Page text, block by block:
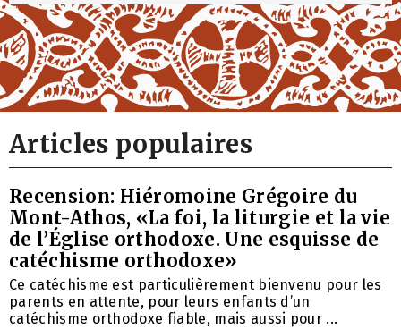
Articles populaires
Recension: Hiéromoine Grégoire du
Mont-Athos, «La foi, la liturgie et la vie
de l’Église orthodoxe. Une esquisse de
catéchisme orthodoxe»
Ce catéchisme est particulièrement bienvenu pour les
parents en attente, pour leurs enfants d’un
catéchisme orthodoxe fiable, mais aussi pour ...